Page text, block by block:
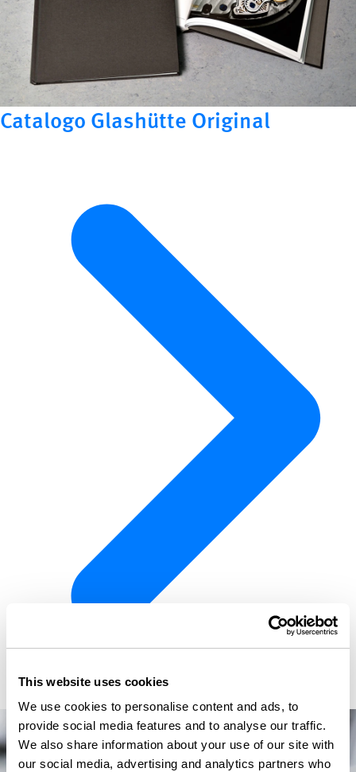
This website uses cookies
We use cookies to personalise content and ads, to
provide social media features and to analyse our traffic.
We also share information about your use of our site with
our social media, advertising and analytics partners who
Catalogo Glashütte Original